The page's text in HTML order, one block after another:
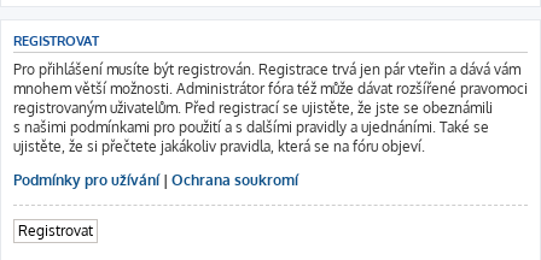
REGISTROVAT
Pro přihlášení musíte být registrován. Registrace trvá jen pár vteřin a dává vám
mnohem větší možnosti. Administrátor fóra též může dávat rozšířené pravomoci
registrovaným uživatelům. Před registrací se ujistěte, že jste se obeznámili
s našimi podmínkami pro použití a s dalšími pravidly a ujednáními. Také se
ujistěte, že si přečtete jakákoliv pravidla, která se na fóru objeví.
Podmínky pro užívání| Ochrana soukromí
Registrovat